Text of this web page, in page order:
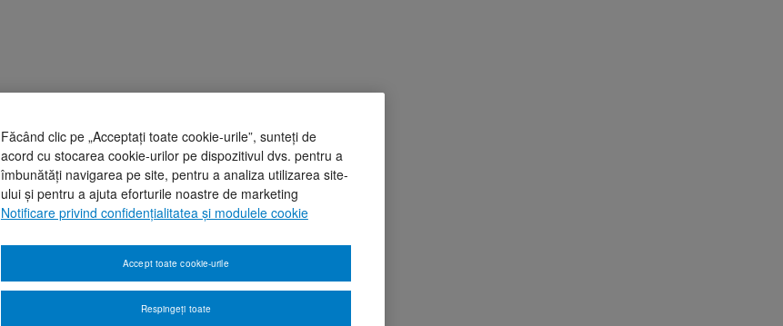
Făcând clic pe „Acceptați toate cookie-urile”, sunteți de
acord cu stocarea cookie-urilor pe dispozitivul dvs. pentru a
îmbunătăți navigarea pe site, pentru a analiza utilizarea site-
ului și pentru a ajuta eforturile noastre de marketing
Notificare privind confidențialitatea și modulele cookie
Respingeți toate
Accept toate cookie-urile